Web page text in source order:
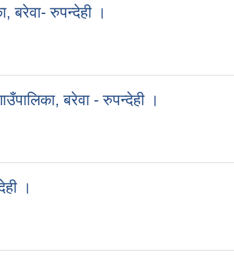
बरेवा- रुपन्देही ।
बरेवा - रुपन्देही ।
।